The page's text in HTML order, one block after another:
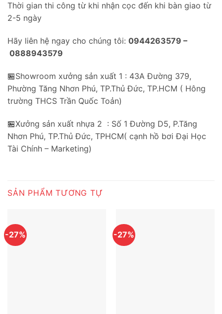
Thời gian thi công từ khi nhận cọc đến khi bàn giao từ
2-5 ngày
Hãy liên hệ ngay cho chúng tôi: 0944263579 –
0888943579
🏪Showroom xưởng sản xuất 1 : 43A Đường 379,
Phường Tăng Nhơn Phú, TP.Thủ Đức, TP.HCM ( Hông
trường THCS Trần Quốc Toản)
🏪Xưởng sản xuất nhựa 2 : Số 1 Đường D5, P.Tăng
Nhơn Phú, TP.Thủ Đức, TPHCM( cạnh hồ bơi Đại Học
Tài Chính – Marketing)
SẢN PHẨM TƯƠNG TỰ
-27% -27%